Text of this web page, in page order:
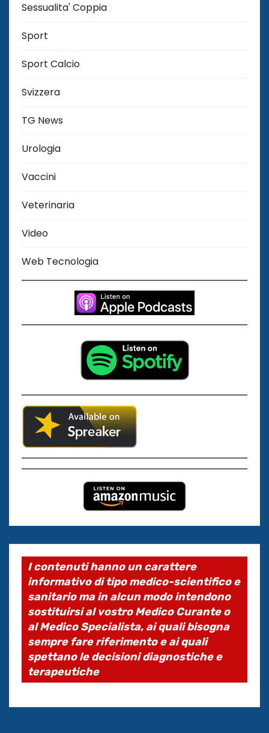
Sessualita' Coppia
Sport
Sport Calcio
Svizzera
TG News
Urologia
Vaccini
Veterinaria
Video
Web Tecnologia
I contenuti hanno un carattere
informativo di tipo medico-scientifico e
sanitario ma in alcun modo intendono
sostituirsi al vostro Medico Curante o
al Medico Specialista, ai quali bisogna
sempre fare riferimento e ai quali
spettano le decisioni diagnostiche e
terapeutiche